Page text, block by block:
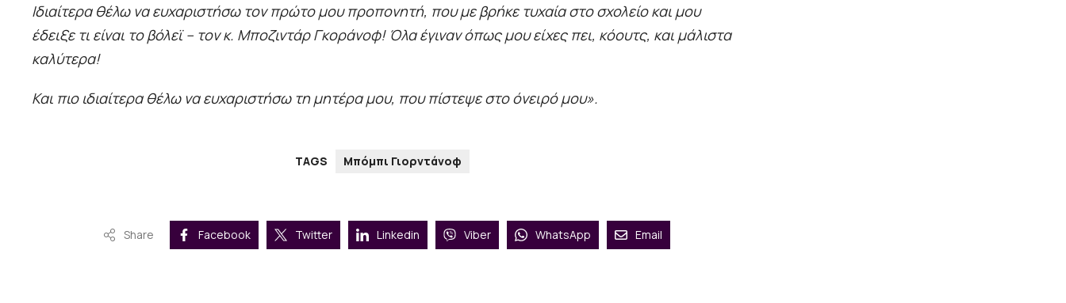
Ιδιαίτερα θέλω να ευχαριστήσω τον πρώτο μου προπονητή, που με βρήκε τυχαία στο σχολείο και μου
έδειξε τι είναι το βόλεϊ – τον κ. Μποζιντάρ Γκοράνοφ! Όλα έγιναν όπως μου είχες πει, κόουτς, και μάλιστα
καλύτερα!
Και πιο ιδιαίτερα θέλω να ευχαριστήσω τη μητέρα μου, που πίστεψε στο όνειρό μου».
TAGS Μπόμπι Γιορντάνοφ
Share Facebook Twitter Linkedin Viber WhatsApp Email